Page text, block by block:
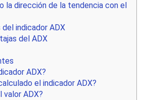
la dirección de la tendencia con el
indicador ADX
del ADX
ADX?
el indicador ADX?
valor ADX?